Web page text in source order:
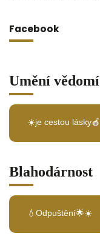
Facebook
Umění
☀️je cestou lásky🍎
Blahodárnost
💧Odpuštění🌟☀️